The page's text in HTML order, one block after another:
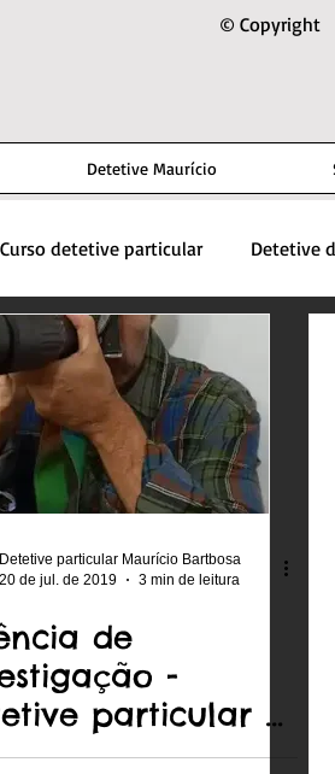
Detetive Maurício
© Copyright
Curso detetive particular Detetive
Detetive particular Maurício Bartbosa
20 de jul. de 2019
3 min de leitura
de
-
particular o
Perfeito